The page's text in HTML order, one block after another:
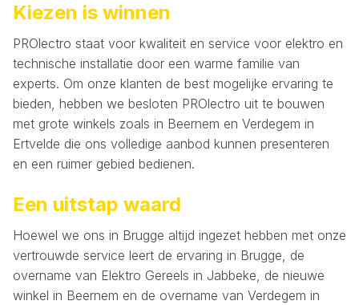
Kiezen is winnen
PROlectro staat voor kwaliteit en service voor elektro en
technische installatie door een warme familie van
experts. Om onze klanten de best mogelijke ervaring te
bieden, hebben we besloten PROlectro uit te bouwen
met grote winkels zoals in Beernem en Verdegem in
Ertvelde die ons volledige aanbod kunnen presenteren
en een ruimer gebied bedienen.
Een uitstap waard
Hoewel we ons in Brugge altijd ingezet hebben met onze
vertrouwde service leert de ervaring in Brugge, de
overname van Elektro Gereels in Jabbeke, de nieuwe
winkel in Beernem en de overname van Verdegem in